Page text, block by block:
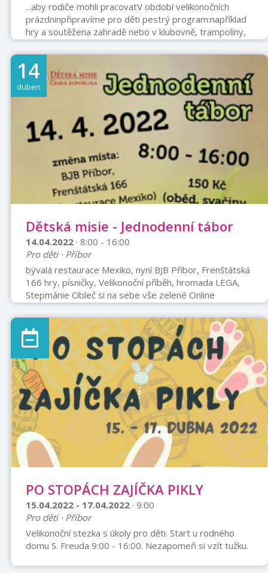
...aby rodiče mohli pracovatV období velikonočních
prázdninpřipravíme pro děti pestrý program:například
hry a soutěžena zahradě nebo v klubovně, trampolíny,
hledání pokladu - čokovajíček, velikonoční tvoření -
malování vajíček, pletení tatarů, velikonoční dekorace,
keramika, bubnování, skákací hrad.Cena: 240,- Kč
zahrnuje3x denně stravu, práci personálu, trenérů a
lektorů, náklady na program, sportovní vybaveníNa akci
nutno dítě přihlásit a uhradit zápisné do 31.3.2022
14
duben
Dětská misie - Jednodenní tábor
14.04.2022 · 8:00 - 16:00
Pro děti · Příbor
bývalá restaurace Mexiko, nyní BJB Příbor, Frenštátská
166 hry, písničky, Velikonoční příběh, hromada LEGA,
Stepmánie Obleč si na sebe vše zelené Online
registrace na www.detskamisie.cz do 11. 4. 2022
Ľubko Čermák, 737 568 554, cermak@detskamisie.cz
PO STOPÁCH ZAJÍČKA PIKLY
15.04.2022 - 17.04.2022 · 9:00
Pro děti · Příbor
Velikonoční stezka s úkoly pro děti. Start u rodného
domu S. Freuda 9:00 - 16:00. Nezapomeň si vzít tužku.